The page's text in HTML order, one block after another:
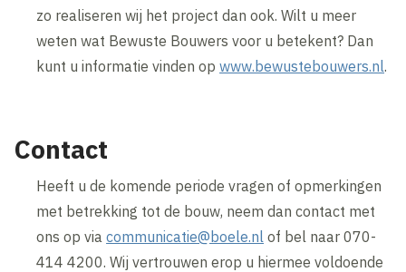
zo realiseren wij het project dan ook. Wilt u meer
weten wat Bewuste Bouwers voor u betekent? Dan
kunt u informatie vinden opwww.bewustebouwers.nl.
Contact
Heeft u de komende periode vragen of opmerkingen
met betrekking tot de bouw, neem dan contact met
ons op viacommunicatie@boele.nl of bel naar 070-
414 4200. Wij vertrouwen erop u hiermee voldoende